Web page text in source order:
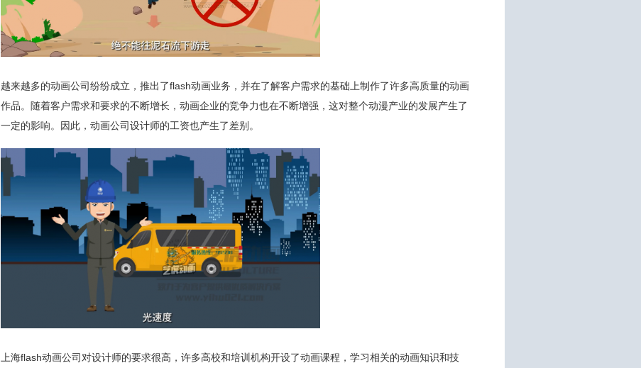
越来越多的动画公司纷纷成立，推出了flash动画业务，并在了解客户需求的基础上制作了许多高质量的动画
作品。随着客户需求和要求的不断增长，动画企业的竞争力也在不断增强，这对整个动漫产业的发展产生了
一定的影响。因此，动画公司设计师的工资也产生了差别。
上海flash动画公司对设计师的要求很高，许多高校和培训机构开设了动画课程，学习相关的动画知识和技